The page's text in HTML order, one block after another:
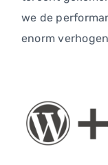
we de
enorm